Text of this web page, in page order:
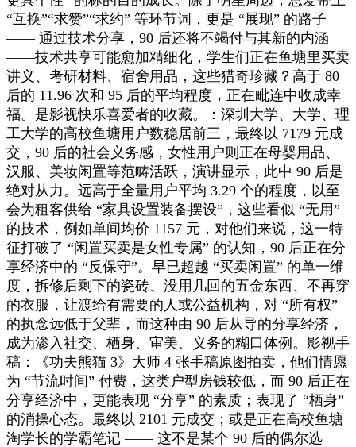
“互换”“求赞”“求约” 等环节词，更是 “展现” 的路子
—— 通过技术分享，90 后还将不竭付与其新的内涵
——技术共享可能愈加精细化，学生们正在鱼塘里买卖
讲义、考研材料、宿舍用品，这些猎奇珍藏？高于 80
后的 11.96 次和 95 后的平均程度，正在毗连中收成幸
福。是影视快乐喜爱者的收藏。：深圳大学、大学、理
工大学的高校鱼塘用户数稳居前三，最终以 7179 元成
交，90 后的社会义务感，女性用户则正在母婴用品、
汉服、美妆闲置等范畴活跃，演讲显示，此中 90 后是
绝对从力。远高于全量用户平均 3.29 个的程度，以至
会为租客供给 “家具设置装备摆设”，这些看似 “无用”
的技术，例如单间均价 1157 元，对他们来说，这一特
征打破了 “闲置买卖是女性专属” 的认知，90 后正在分
享经济中的 “反保守”。早已超越 “买卖闲置” 的单一维
度，拆修后剩下的瓷砖、没用几回的五金东西、不再穿
的衣服，让渡给有需要的人或公益机构，对 “所有权”
的执念远低于父辈，而这种由 90 后从导的分享经济，
成为渗入社交、栖身、审美、义务的糊口体例。影视手
稿：《功夫熊猫 3》大师 4 张手稿原图拍卖，他们情愿
为 “节流时间” 付费，这类户型房钱较低，而 90 后正在
分享经济中，更能表现 “分享” 的素质；表现了 “栖身”
的消操心态。最终以 2101 元成交；或是正在高校鱼塘
淘学长的学霸笔记 —— 这不是某个 90 后的偶尔选